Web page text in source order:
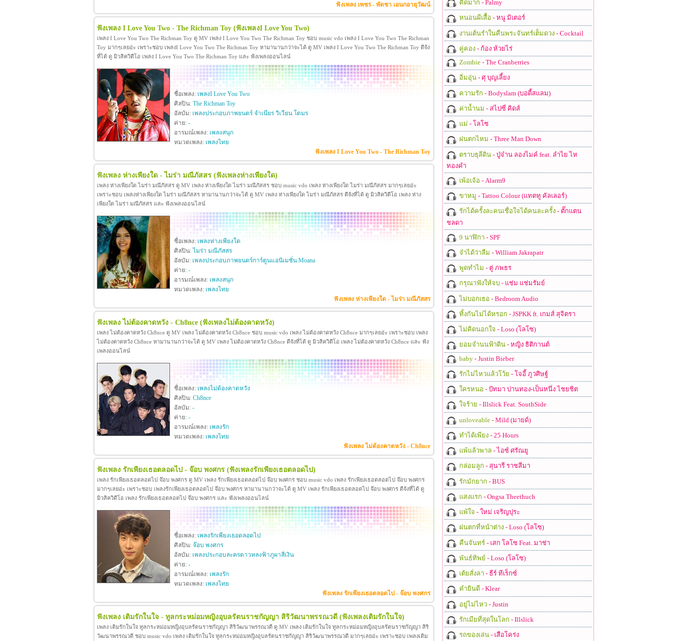
ฟังเพลง เพชร - พัดชา เอนกอายุวัฒน์
ฟังเพลง I Love You Two - The Richman Toy (ฟังเพลงI Love You Two)
เพลง I Love You Two The Richman Toy ดู MV เพลง I Love You Two The Richman Toy ชอบ music vdo เพลง I Love You Two The Richman
Toy มากๆเลยอ่ะ เพราะชอบ เพลงI Love You Two The Richman Toy หามานานกว่าจะได้ ดู MV เพลง I Love You Two The Richman Toy ดีจัง
ที่ได้ ดู มิวสิควิดีโอ เพลง I Love You Two The Richman Toy และ ฟังเพลงออนไลน์
ชื่อเพลง: เพลงI Love You Two
ศิลปิน: The Richman Toy
อัลบัม: เพลงประกอบภาพยนตร์ จำเนียร วิเวียน โตมร
ค่าย: -
อารมณ์เพลง: เพลงสนุก
หมวดเพลง: เพลงไทย
ฟังเพลง I Love You Two - The Richman Toy
ฟังเพลง ห่างเพียงใด - ไมร่า มณีภัสสร (ฟังเพลงห่างเพียงใด)
เพลง ห่างเพียงใด ไมร่า มณีภัสสร ดู MV เพลง ห่างเพียงใด ไมร่า มณีภัสสร ชอบ music vdo เพลง ห่างเพียงใด ไมร่า มณีภัสสร มากๆเลยอ่ะ
เพราะชอบ เพลงห่างเพียงใด ไมร่า มณีภัสสร หามานานกว่าจะได้ ดู MV เพลง ห่างเพียงใด ไมร่า มณีภัสสร ดีจังที่ได้ ดู มิวสิควิดีโอ เพลง ห่าง
เพียงใด ไมร่า มณีภัสสร และ ฟังเพลงออนไลน์
ชื่อเพลง: เพลงห่างเพียงใด
ศิลปิน: ไมร่า มณีภัสสร
อัลบัม: เพลงประกอบภาพยนตร์การ์ตูนแอนิเมชั่น Moana
ค่าย: -
อารมณ์เพลง: เพลงสนุก
หมวดเพลง: เพลงไทย
ฟังเพลง ห่างเพียงใด - ไมร่า มณีภัสสร
ฟังเพลง ไม่ต้องคาดหวัง - Ch8nce (ฟังเพลงไม่ต้องคาดหวัง)
เพลง ไม่ต้องคาดหวัง Ch8nce ดู MV เพลง ไม่ต้องคาดหวัง Ch8nce ชอบ music vdo เพลง ไม่ต้องคาดหวัง Ch8nce มากๆเลยอ่ะ เพราะชอบ เพลง
ไม่ต้องคาดหวัง Ch8nce หามานานกว่าจะได้ ดู MV เพลง ไม่ต้องคาดหวัง Ch8nce ดีจังที่ได้ ดู มิวสิควิดีโอ เพลง ไม่ต้องคาดหวัง Ch8nce และ ฟัง
เพลงออนไลน์
ชื่อเพลง: เพลงไม่ต้องคาดหวัง
ศิลปิน: Ch8nce
อัลบัม: -
ค่าย: -
อารมณ์เพลง: เพลงรัก
หมวดเพลง: เพลงไทย
ฟังเพลง ไม่ต้องคาดหวัง - Ch8nce
ฟังเพลง รักเพียงเธอตลอดไป - จ๊อบ พงศกร (ฟังเพลงรักเพียงเธอตลอดไป)
เพลง รักเพียงเธอตลอดไป จ๊อบ พงศกร ดู MV เพลง รักเพียงเธอตลอดไป จ๊อบ พงศกร ชอบ music vdo เพลง รักเพียงเธอตลอดไป จ๊อบ พงศกร
มากๆเลยอ่ะ เพราะชอบ เพลงรักเพียงเธอตลอดไป จ๊อบ พงศกร หามานานกว่าจะได้ ดู MV เพลง รักเพียงเธอตลอดไป จ๊อบ พงศกร ดีจังที่ได้ ดู
มิวสิควิดีโอ เพลง รักเพียงเธอตลอดไป จ๊อบ พงศกร และ ฟังเพลงออนไลน์
ชื่อเพลง: เพลงรักเพียงเธอตลอดไป
ศิลปิน: จ๊อบ พงศกร
อัลบัม: เพลงประกอบละครดาวหลงฟ้าภูผาสีเงิน
ค่าย: -
อารมณ์เพลง: เพลงรัก
หมวดเพลง: เพลงไทย
ฟังเพลง รักเพียงเธอตลอดไป - จ๊อบ พงศกร
ฟังเพลง เติมรักในใจ - ทูลกระหม่อมหญิงอุบลรัตนราชกัญญา สิริวัฒนาพรรณวดี (ฟังเพลงเติมรักในใจ)
เพลง เติมรักในใจ ทูลกระหม่อมหญิงอุบลรัตนราชกัญญา สิริวัฒนาพรรณวดี ดู MV เพลง เติมรักในใจ ทูลกระหม่อมหญิงอุบลรัตนราชกัญญา สิริ
วัฒนาพรรณวดี ชอบ music vdo เพลง เติมรักในใจ ทูลกระหม่อมหญิงอุบลรัตนราชกัญญา สิริวัฒนาพรรณวดี มากๆเลยอ่ะ เพราะชอบ เพลงเติม
คิดมาก - Palmy
หนอนผีเสื้อ - หนู มิเตอร์
งานเต้นรำในคืนพระจันทร์เต็มดวง- Cocktail
คู่คอง- ก้อง ห้วยไร่
Zombie- The Cranberries
อิ่มอุ่น- ศุ บุญเลี้ยง
ความรัก - Bodyslam (บอดี้สแลม)
ค่าน้ำนม - สไปซี่ คิดส์
แม่ - โลโซ
ฝนตกไหม - Three Man Down
ตราบธุลีดิน- ปู่จ๋าน ลองไมค์ feat. ลำไย ไห
ทองคำ
เพ้อเจ้อ - Alarm9
ขาหมู - Tattoo Colour (แทตทู คัลเลอร์)
รักได้ครั้งละคนเชื่อใจได้คนละครั้ง- ตั๊กแตน
ชลดา
9 นาฬิกา - SPF
จำได้ว่าลืม - William Jakrapatr
พูดทำไม - ตู่ ภพธร
กรุณาฟังให้จบ- แช่ม แช่มรัมย์
ไม่บอกเธอ - Bedroom Audio
ทิ้งกันไม่ได้หรอก - JSPKK ft. เกมส์ สุจิตรา
ไม่คิดนอกใจ - Loso (โลโซ)
ยอมจำนนฟ้าดิน- หญิง ธิติกานต์
baby- Justin Bieber
รักไม่ไหวแล้วโว้ย - โจอี้ ภูวศิษฐ์
ใครหนอ - ปัทมา ปานทอง-เป็นหนึ่ง ไชยชิต
ใจร้าย - Illslick Feat. SouthSide
unloveable- Mild (มายด์)
ทำได้เพียง- 25 Hours
แพ้แล้วพาล - ไอซ์ ศรัณยู
กล่อมลูก - สุนารี ราชสีมา
รักมักยาก - BUS
แสงแรก - Ongsa Theethuch
แพ้ใจ - ใหม่ เจริญปุระ
ฝนตกที่หน้าต่าง- Loso (โลโซ)
คืนจันทร์- เสก โลโซ Feat. มาช่า
พันธ์ทิพย์ - Loso (โลโซ)
เต้ยสั่งลา - ธีร์ ทีเร็กซ์
คำยินดี- Klear
อยู่ไม่ไหว- Justin
รักเมียที่สุดในโลก - Illslick
รถของเล่น- เสือโคร่ง